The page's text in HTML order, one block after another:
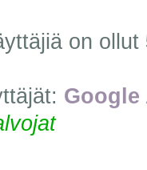
on ollut
Google